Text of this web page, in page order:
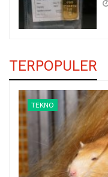
TERPOPULER
TEKNO